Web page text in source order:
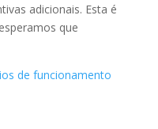
adicionais. Esta é
que
de funcionamento